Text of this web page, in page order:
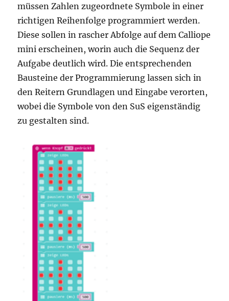
müssen Zahlen zugeordnete Symbole in einer
richtigen Reihenfolge programmiert werden.
Diese sollen in rascher Abfolge auf dem Calliope
mini erscheinen, worin auch die Sequenz der
Aufgabe deutlich wird. Die entsprechenden
Bausteine der Programmierung lassen sich in
den Reitern Grundlagen und Eingabe verorten,
wobei die Symbole von den SuS eigenständig
zu gestalten sind.